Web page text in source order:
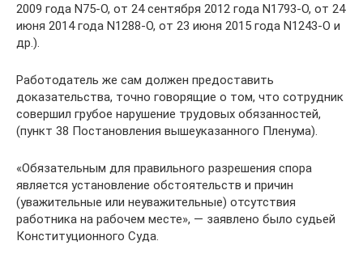
2009 года N75-О, от 24 сентября 2012 года N1793-О, от 24
июня 2014 года N1288-О, от 23 июня 2015 года N1243-О и
др.).
Работодатель же сам должен предоставить
доказательства, точно говорящие о том, что сотрудник
совершил грубое нарушение трудовых обязанностей,
(пункт 38 Постановления вышеуказанного Пленума).
«Обязательным для правильного разрешения спора
является установление обстоятельств и причин
(уважительные или неуважительные) отсутствия
работника на рабочем месте», — заявлено было судьей
Конституционного Суда.